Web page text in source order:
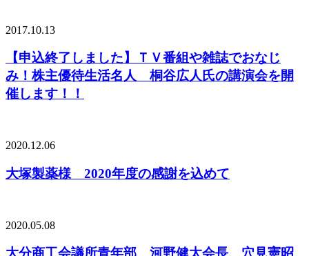
2017.10.13
【申込終了しました】ＴＶ番組や雑誌でおなじ
み！株主優待生活名人 桐谷広人氏の講演会を開
催します！！
2020.12.06
大塚製薬様 2020年度の感謝を込めて
2020.05.08
大分商工会議所青年部 河野健太会長、穴見憲昭